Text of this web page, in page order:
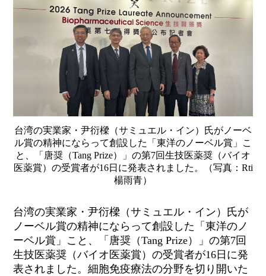
台湾の実業家・尹衍樑（サミュエル・イン）氏がノーベ
ル賞の精神にならって創設した「東洋のノーベル賞」こ
と、「唐奨（Tang Prize）」の第7回生技医薬奨（バイオ
医薬賞）の受賞者が16日に発表されました。（写真：Rti
楊雨青）
台湾の実業家・尹衍樑（サミュエル・イン）氏が
ノーベル賞の精神にならって創設した「東洋のノ
ーベル賞」こと、「唐奨（Tang Prize）」の第7回
生技医薬奨（バイオ医薬賞）の受賞者が16 日に発
表されました。細胞免疫療法の分野を切り開いた